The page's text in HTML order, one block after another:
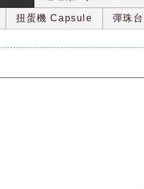
扭蛋機 Capsule 彈珠